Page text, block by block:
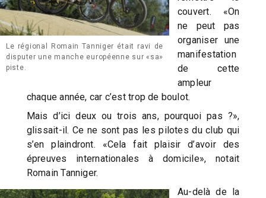
Le régional Romain Tanniger était ravi de
disputer une manche européenne sur «sa»
piste.
couvert. «On
ne peut pas
organiser une
manifestation
de cette
ampleur
chaque année, car c’est trop de boulot.
Mais d’ici deux ou trois ans, pourquoi pas ?»,
glissait-il. Ce ne sont pas les pilotes du club qui
s’en plaindront. «Cela fait plaisir d’avoir des
épreuves internationales à domicile», notait
Romain Tanniger.
Au-delà de la